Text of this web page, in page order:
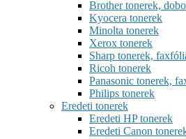
Brother tonerek,
Kyocera tonerek
Minolta tonerek
Xerox tonerek
Sharp tonerek,
Ricoh tonerek
Panasonic tonerek,
Philips tonerek
Eredeti tonerek
Eredeti HP tonerek
Eredeti Canon